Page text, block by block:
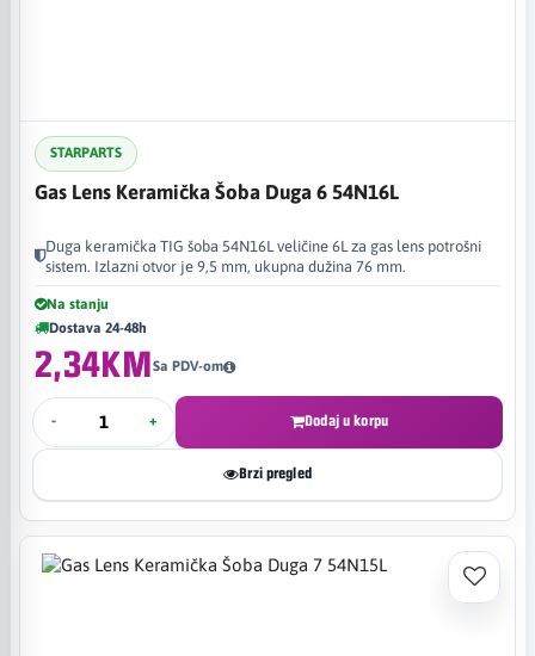
STARPARTS
Gas Lens Keramička Šoba Duga 6 54N16L
Duga keramička TIG šoba 54N16L veličine 6L za gas lens potrošni
sistem. Izlazni otvor je 9,5 mm, ukupna dužina 76 mm.
Na stanju
Dostava 24-48h
2,34KMSa PDV-om
- + Dodaj u korpu
Brzi pregled